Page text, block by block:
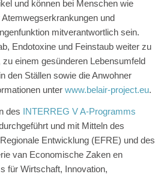
und können bei Menschen wie
und
mitverantwortlich sein.
Endotoxine und Feinstaub weiter zu
einem gesünderen Lebensumfeld
den Ställen sowie die Anwohner
unter www.belair-project.eu.
des INTERREG V A-Programms
und mit Mitteln des
Entwicklung (EFRE) und des
van Economische Zaken en
für Wirtschaft, Innovation,